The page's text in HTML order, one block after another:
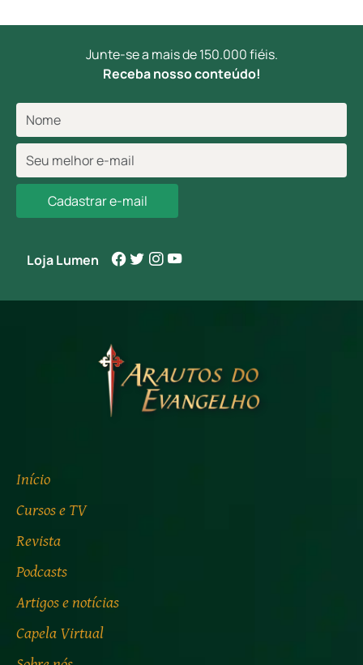
Junte-se a mais de 150.000 fiéis.
Receba nosso conteúdo!
Cadastrar e-mail
Loja Lumen
Início
Cursos e TV
Revista
Podcasts
Artigos e notícias
Capela Virtual